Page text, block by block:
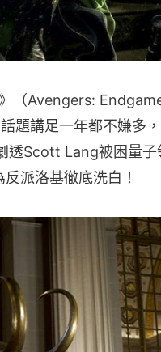
（Avengers:
題講足一年都不嫌多
透Scott Lang被困量子
派洛基徹底洗白！